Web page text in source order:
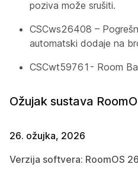
poziva može srušiti.
CSCws26408 –
automatski dodaje na
CSCwt59761- Room
Ožujak sustava
26. ožujka, 2026
Verzija softvera: RoomOS